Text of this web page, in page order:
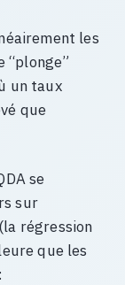
les
“plonge”
un taux
que
se
sur
régression
que les